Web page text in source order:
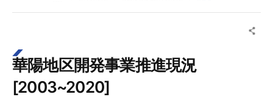
華陽地区開発事業推進現況
[2003~2020]